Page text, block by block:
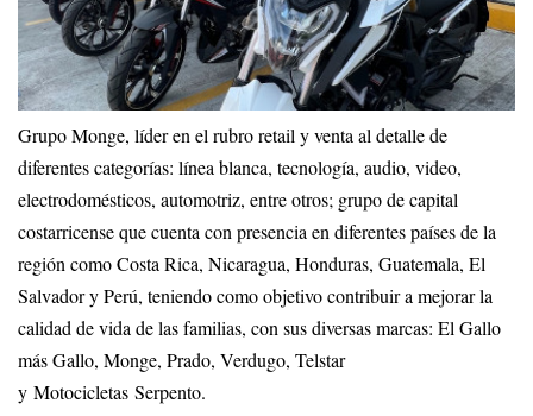
Grupo Monge, líder en el rubro retail y venta al detalle de
diferentes categorías: línea blanca, tecnología, audio, video,
electrodomésticos, automotriz, entre otros; grupo de capital
costarricense que cuenta con presencia en diferentes países de la
región como Costa Rica, Nicaragua, Honduras, Guatemala, El
Salvador y Perú, teniendo como objetivo contribuir a mejorar la
calidad de vida de las familias, con sus diversas marcas: El Gallo
más Gallo, Monge, Prado, Verdugo, Telstar
y Motocicletas Serpento.